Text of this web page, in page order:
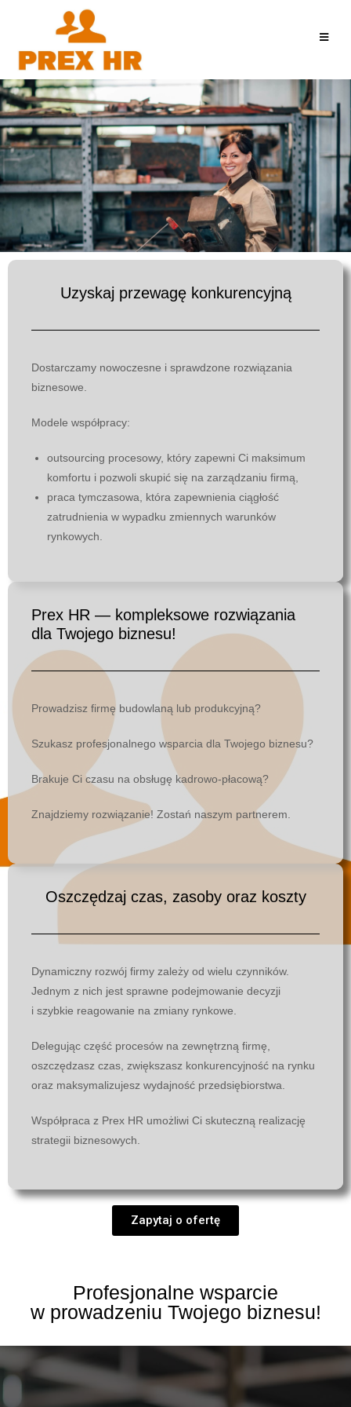
Uzyskaj przewagę konkurencyjną
Dostarczamy nowoczesne i sprawdzone rozwiązania
biznesowe.
Modele współpracy:
outsourcing procesowy, który zapewni Ci maksimum
komfortu i pozwoli skupić się na zarządzaniu firmą,
praca tymczasowa, która zapewnienia ciągłość
zatrudnienia w wypadku zmiennych warunków
rynkowych.
Prex HR — kompleksowe rozwiązania
dla Twojego biznesu!
Prowadzisz firmę budowlaną lub produkcyjną?
Szukasz profesjonalnego wsparcia dla Twojego biznesu?
Brakuje Ci czasu na obsługę kadrowo-płacową?
Znajdziemy rozwiązanie! Zostań naszym partnerem.
Oszczędzaj czas, zasoby oraz koszty
Dynamiczny rozwój firmy zależy od wielu czynników.
Jednym z nich jest sprawne podejmowanie decyzji
i szybkie reagowanie na zmiany rynkowe.
Delegując część procesów na zewnętrzną firmę,
oszczędzasz czas, zwiększasz konkurencyjność na rynku
oraz maksymalizujesz wydajność przedsiębiorstwa.
Współpraca z Prex HR umożliwi Ci skuteczną realizację
strategii biznesowych.
Zapytaj o ofertę
Profesjonalne wsparcie
w prowadzeniu Twojego biznesu!